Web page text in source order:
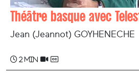
Théâtre basque avec
Jean (Jeannot) GOYHENECHE
2 min